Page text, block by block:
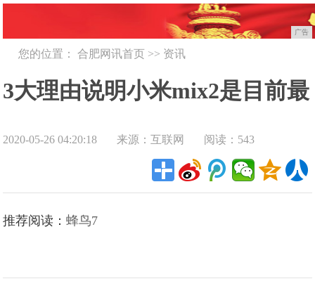
广告
您的位置：合肥网讯首页 >> 资讯
3大理由说明小米mix2是目前最
值得入手的小米手机
2020-05-26 04:20:18 来源：互联网 阅读：543
推荐阅读：蜂鸟7